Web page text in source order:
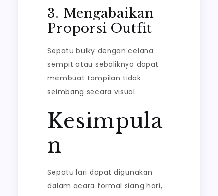
3. Mengabaikan
Proporsi Outfit
Sepatu bulky dengan celana
sempit atau sebaliknya dapat
membuat tampilan tidak
seimbang secara visual.
Kesimpula
n
Sepatu lari dapat digunakan
dalam acara formal siang hari,